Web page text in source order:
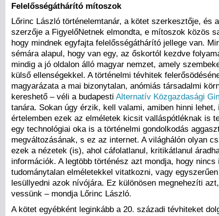
Felelősségáthárító mítoszok
Lőrinc László történelemtanár, a kötet szerkesztője, és
szerzője a FigyelőNetnek elmondta, e mítoszok közös
hogy mindnek egyfajta felelősségáthárító jellege van.
sémára alapul, hogy van egy, az őskortól kezdve
mindig a jó oldalon álló magyar nemzet, amely
külső ellenségekkel. A történelmi tévhitek
magyarázata a mai bizonytalan, anómiás társadalmi
kereshető – véli a budapesti Alternatív Közgazdasági
tanára. Sokan úgy érzik, kell valami, amiben hinni lehet,
értelemben ezek az elméletek kicsit valláspótléknak is
egy technológiai oka is a történelmi gondolkodás
megváltozásának, s ez az internet. A világhálón olyan
ezek a nézetek (is), ahol cáfolatlanul, kritikátlanul
információk. A legtöbb történész azt mondja, hogy nincs
tudománytalan elméletekkel vitatkozni, vagy
lesüllyedni azok nívójára. Ez különösen megnehezíti
vessünk – mondja Lőrinc László.
A kötet egyébként leginkább a 20. századi tévhiteket